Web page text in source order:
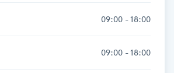
09:00 - 18:00
09:00 - 18:00